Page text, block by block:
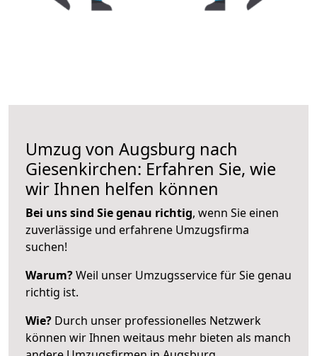
Umzug von Augsburg nach
Giesenkirchen: Erfahren Sie, wie
wir Ihnen helfen können
Bei uns sind Sie genau richtig, wenn Sie einen
zuverlässige und erfahrene Umzugsfirma
suchen!
Warum?Weil unser Umzugsservice für Sie genau
richtig ist.
Wie? Durch unser professionelles Netzwerk
können wir Ihnen weitaus mehr bieten als manch